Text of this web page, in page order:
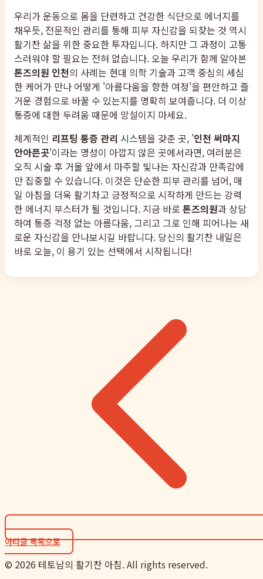
우리가 운동으로 몸을 단련하고 건강한 식단으로 에너지를
채우듯, 전문적인 관리를 통해 피부 자신감을 되찾는 것 역시
활기찬 삶을 위한 중요한 투자입니다. 하지만 그 과정이 고통
스러워야 할 필요는 전혀 없습니다. 오늘 우리가 함께 알아본
톤즈의원 인천의 사례는 현대 의학 기술과 고객 중심의 세심
한 케어가 만나 어떻게 '아름다움을 향한 여정'을 편안하고 즐
거운 경험으로 바꿀 수 있는지를 명확히 보여줍니다. 더 이상
통증에 대한 두려움 때문에 망설이지 마세요.
체계적인 리프팅 통증 관리 시스템을 갖춘 곳, '인천 써마지
안아픈곳'이라는 명성이 아깝지 않은 곳에서라면, 여러분은
오직 시술 후 거울 앞에서 마주할 빛나는 자신감과 만족감에
만 집중할 수 있습니다. 이것은 단순한 피부 관리를 넘어, 매
일 아침을 더욱 활기차고 긍정적으로 시작하게 만드는 강력
한 에너지 부스터가 될 것입니다. 지금 바로 톤즈의원과 상담
하여 통증 걱정 없는 아름다움, 그리고 그로 인해 피어나는 새
로운 자신감을 만나보시길 바랍니다. 당신의 활기찬 내일은
바로 오늘, 이 용기 있는 선택에서 시작됩니다!
아티클 목록으로
© 2026 테토남의 활기찬 아침. All rights reserved.